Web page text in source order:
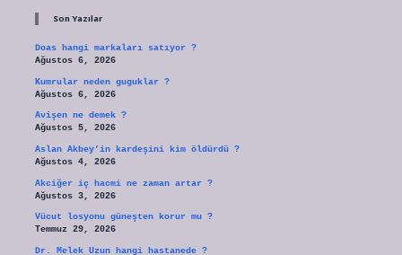
Son Yazılar
Doas hangi markaları satıyor ?
Ağustos 6, 2026
Kumrular neden guguklar ?
Ağustos 6, 2026
Avişen ne demek ?
Ağustos 5, 2026
Aslan Akbey’in kardeşini kim öldürdü ?
Ağustos 4, 2026
Akciğer iç hacmi ne zaman artar ?
Ağustos 3, 2026
Vücut losyonu güneşten korur mu ?
Temmuz 29, 2026
Dr. Melek Uzun hangi hastanede ?